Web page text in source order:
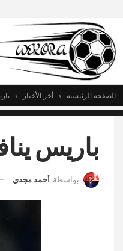
الصفحة الرئيسية أخر الأخبار
باريس
بواسطة أحمد مجدي